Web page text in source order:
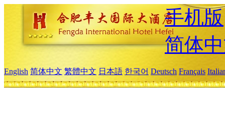
手机版
简体
English 简体中文 繁體中文 日本語 한국어 Deutsch Français